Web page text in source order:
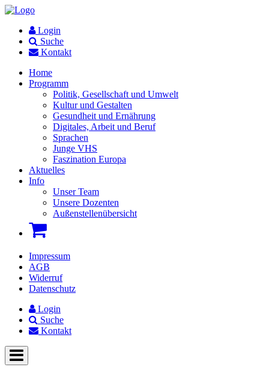
Login
Suche
Kontakt
Home
Programm
Politik, Gesellschaft und Umwelt
Kultur und Gestalten
Gesundheit und Ernährung
Digitales, Arbeit und Beruf
Sprachen
Junge VHS
Faszination Europa
Aktuelles
Info
Unser Team
Unsere Dozenten
Außenstellenübersicht
Impressum
AGB
Widerruf
Datenschutz
Login
Suche
Kontakt